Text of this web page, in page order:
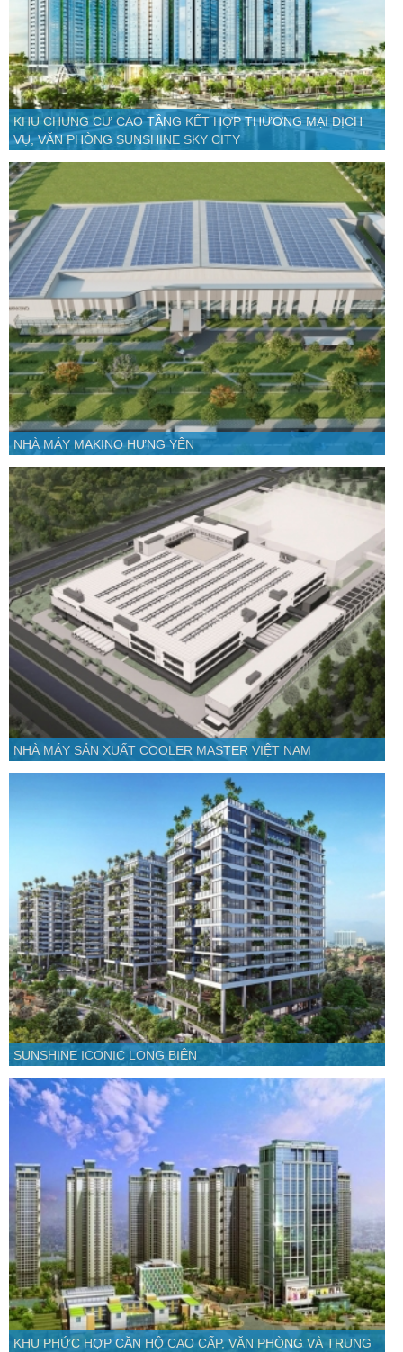
KHU CHUNG CƯ CAO TẦNG KẾT HỢP THƯƠNG MẠI DỊCH
VỤ, VĂN PHÒNG SUNSHINE SKY CITY
NHÀ MÁY MAKINO HƯNG YÊN
NHÀ MÁY SẢN XUẤT COOLER MASTER VIỆT NAM
SUNSHINE ICONIC LONG BIÊN
KHU PHỨC HỢP CĂN HỘ CAO CẤP, VĂN PHÒNG VÀ TRUNG